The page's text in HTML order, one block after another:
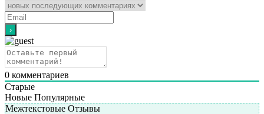
0 комментариев
Старые
Новые Популярные
Межтекстовые Отзывы